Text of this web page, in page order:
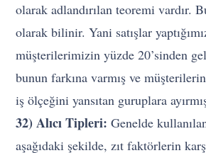
olarak adlandırılan teoremi vardır.
olarak bilinir. Yani satışlar
müşterilerimizin yüzde 20’sinden
bunun farkına varmış ve
iş ölçeğini yansıtan guruplara
32) Alıcı Tipleri: Genelde
aşağıdaki şekilde, zıt faktörlerin